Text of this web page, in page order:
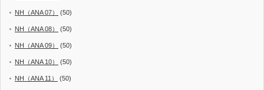
NH（ANA 07） (50)
NH（ANA 08） (50)
NH（ANA 09） (50)
NH（ANA 10） (50)
NH（ANA 11） (50)